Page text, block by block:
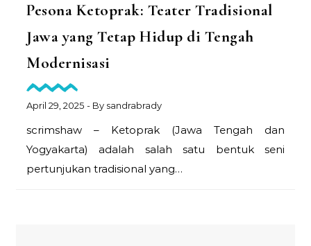
Pesona Ketoprak: Teater Tradisional
Jawa yang Tetap Hidup di Tengah
Modernisasi
April 29, 2025 - By sandrabrady
scrimshaw – Ketoprak (Jawa Tengah dan
Yogyakarta) adalah salah satu bentuk seni
pertunjukan tradisional yang…